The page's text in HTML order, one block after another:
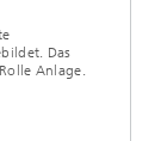
Das
Anlage.